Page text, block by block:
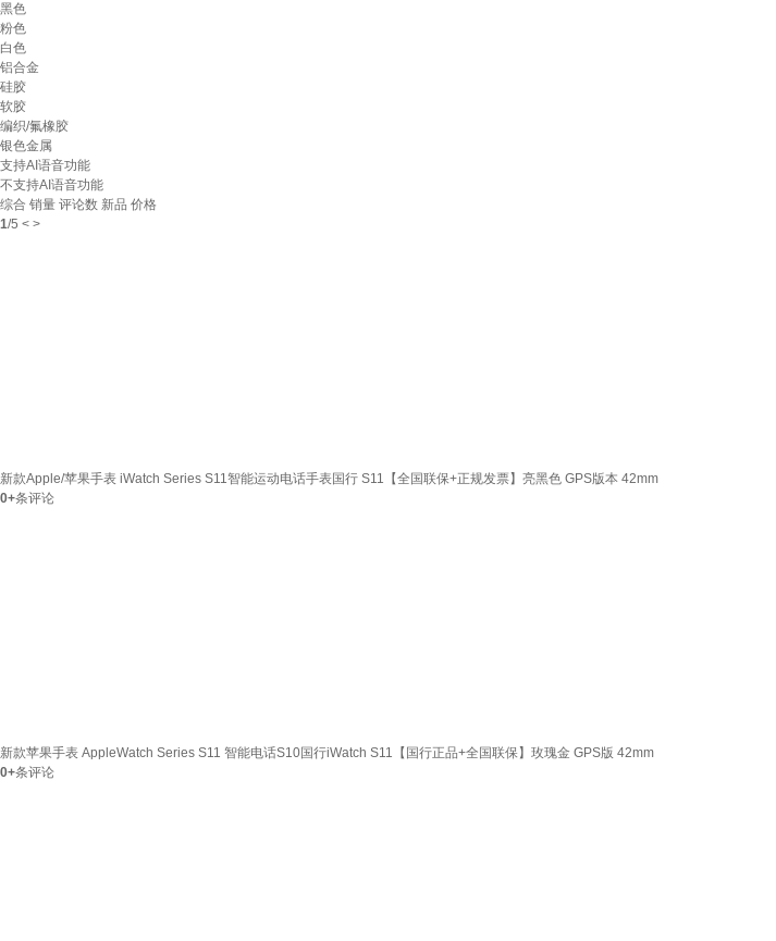
黑色
粉色
白色
铝合金
硅胶
软胶
编织/氟橡胶
银色金属
支持AI语音功能
不支持AI语音功能
综合 销量 评论数 新品 价格
1/5 < >
新款Apple/苹果手表 iWatch Series S11智能运动电话手表国行 S11【全国联保+正规发票】亮黑色 GPS版本 42mm
0+条评论
新款苹果手表 AppleWatch Series S11 智能电话S10国行iWatch S11【国行正品+全国联保】玫瑰金 GPS版 42mm
0+条评论